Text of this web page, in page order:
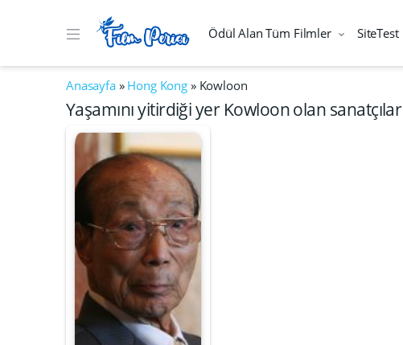
Ödül Alan Tüm Filmler SiteTest
Anasayfa» Hong Kong » Kowloon
Yaşamını yitirdiği yer Kowloon olan sanatçılar